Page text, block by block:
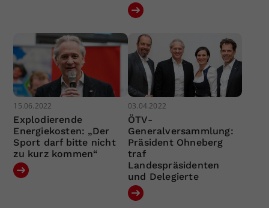
15.06.2022
Explodierende
Energiekosten: „Der
Sport darf bitte nicht
zu kurz kommen“
03.04.2022
ÖTV-
Generalversammlung:
Präsident Ohneberg
traf
Landespräsidenten
und Delegierte